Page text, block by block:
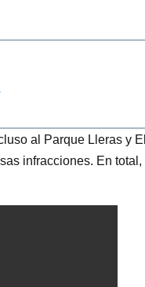
al Parque Lleras y El
infracciones. En total,